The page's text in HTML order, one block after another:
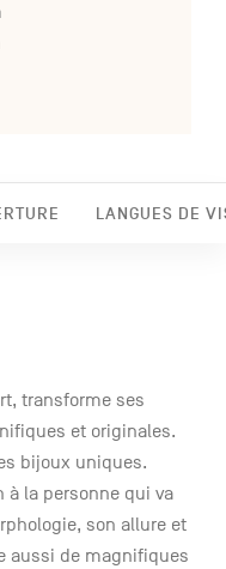
LANGUES DE
transforme ses
et originales.
bijoux uniques.
à la personne qui va
son allure et
aussi de magnifiques